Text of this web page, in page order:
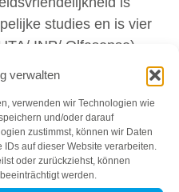
verwalten
verwenden wir Technologien wie
und/oder darauf
zustimmst, können wir Daten
auf dieser Website verarbeiten.
oder zurückziehst, können
werden.
studies en is vier
INP/ Olfasense).
het milieu
te verbruiken dan
reeds verwarmde (of in
niet naar buiten
blijft.